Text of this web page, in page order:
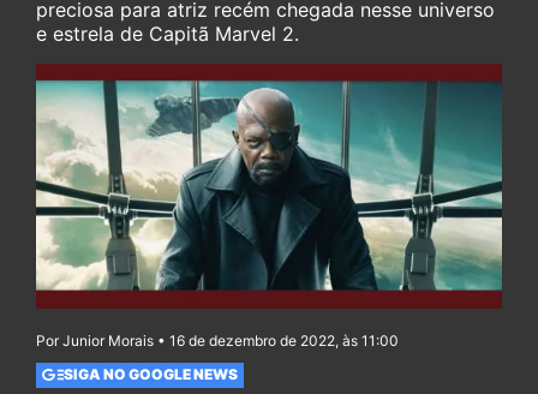
preciosa para atriz recém chegada nesse universo
e estrela de Capitã Marvel 2.
Por Junior Morais • 16 de dezembro de 2022, às 11:00
SIGA NO GOOGLE NEWS